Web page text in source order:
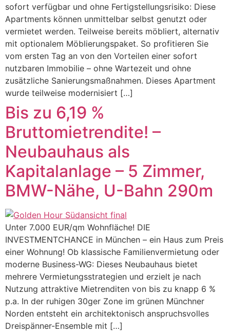
sofort verfügbar und ohne Fertigstellungsrisiko: Diese
Apartments können unmittelbar selbst genutzt oder
vermietet werden. Teilweise bereits möbliert, alternativ
mit optionalem Möblierungspaket. So profitieren Sie
vom ersten Tag an von den Vorteilen einer sofort
nutzbaren Immobilie – ohne Wartezeit und ohne
zusätzliche Sanierungsmaßnahmen. Dieses Apartment
wurde teilweise modernisiert […]
Bis zu 6,19 %
Bruttomietrendite! –
Neubauhaus als
Kapitalanlage – 5 Zimmer,
BMW-Nähe, U-Bahn 290m
Unter 7.000 EUR/qm Wohnfläche! DIE
INVESTMENTCHANCE in München – ein Haus zum Preis
einer Wohnung! Ob klassische Familienvermietung oder
moderne Business-WG: Dieses Neubauhaus bietet
mehrere Vermietungsstrategien und erzielt je nach
Nutzung attraktive Mietrenditen von bis zu knapp 6 %
p.a. In der ruhigen 30ger Zone im grünen Münchner
Norden entsteht ein architektonisch anspruchsvolles
Dreispänner-Ensemble mit […]